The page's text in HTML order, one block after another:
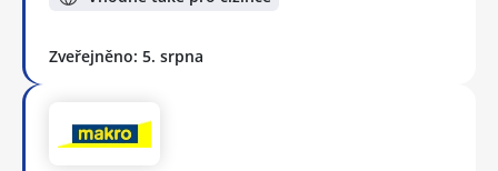
Zveřejněno: 5. srpna